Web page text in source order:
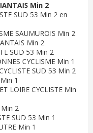
Min 2
SUD 53 Min 2 en
SAUMUROIS Min 2
Min 2
SUD 53 Min 2
CYCLISME Min 1
SUD 53 Min 2
1
LOIRE CYCLISTE Min
Min 2
SUD 53 Min 1
Min 1